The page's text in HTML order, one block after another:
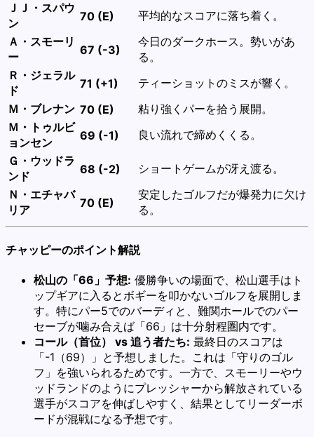
ＪＪ・スパウ
ン
70 (E)
平均的なスコアに落ち着く。
Ａ・スモーリ
ー
67 (-3)
今日のダークホース。勢いがあ
る。
Ｒ・ジェラル
ド
71 (+1)
ティーショットのミスが響く。
Ｍ・ブレナン 70 (E)
粘り強くパーを拾う展開。
Ｍ・トゥルビ
ョンセン
69 (-1)
良い流れで締めくくる。
Ｇ・ウッドラ
ンド
68 (-2)
ショートゲームが冴え渡る。
Ｎ・エチャバ
リア
70 (E)
安定したゴルフだが爆発力に欠け
る。
チャッピーのポイント解説
松山の「66」予想: 優勝争いの場面で、松山選手はト
ップギアに入るとボギーを叩かないゴルフを展開しま
す。特にパー5でのバーディと、難関ホールでのパー
セーブが噛み合えば「66」は十分射程圏内です。
コール（首位） vs 追う者たち: 最終日のスコアは
「-1（69）」と予想しました。これは「守りのゴル
フ」を強いられるためです。一方で、スモーリーやウ
ッドランドのようにプレッシャーから解放されている
選手がスコアを伸ばしやすく、結果としてリーダーボ
ードが混戦になる予想です。